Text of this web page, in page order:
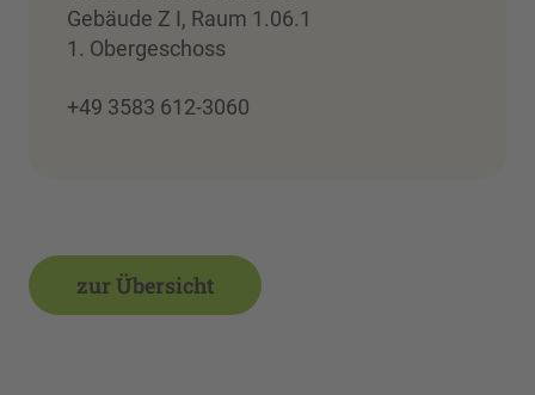
Gebäude Z I, Raum 1.06.1
1. Obergeschoss
+49 3583 612-3060
zur Übersicht